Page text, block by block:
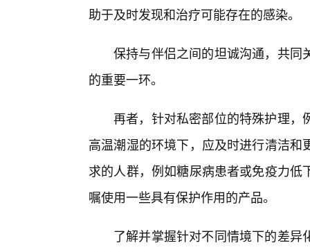
助于及时发现和治疗可能存在的感染。
保持与伴侣之间的坦诚沟通，共同
的重要一环。
再者，针对私密部位的特殊护理，
高温潮湿的环境下，应及时进行清洁
求的人群，例如糖尿病患者或免疫力
嘱使用一些具有保护作用的产品。
了解并掌握针对不同情境下的差